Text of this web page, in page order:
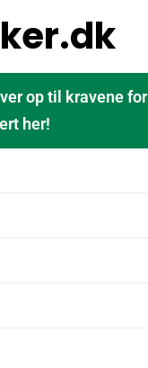
op til kravene for
her!